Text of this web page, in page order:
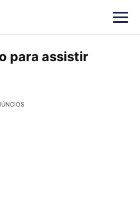
para assistir